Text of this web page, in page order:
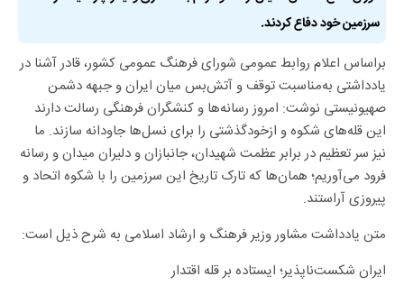
سرزمین خود دفاع کردند.
براساس اعلام روابط عمومی شورای فرهنگ عمومی کشور، قادر آشنا در
یادداشتی به‌مناسبت توقف و آتش‌بس میان ایران و جبهه دشمن
صهیونیستی نوشت: امروز رسانه‌ها و کنشگران فرهنگی رسالت دارند
این قله‌های شکوه و ازخودگذشتی را برای نسل‌ها جاودانه سازند. ما
نیز سر تعظیم در برابر عظمت شهیدان، جانبازان و دلیران میدان و رسانه
فرود می‌آوریم؛ همان‌ها که تارک تاریخ این سرزمین را با شکوه اتحاد و
پیروزی آراستند.
متن یادداشت مشاور وزیر فرهنگ و ارشاد اسلامی به شرح ذیل است:
ایران شکست‌ناپذیر؛ ایستاده بر قله اقتدار